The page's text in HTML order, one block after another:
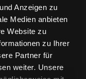
Anzeigen zu
Medien anbieten
Website zu
zu Ihrer
Partner für
weiter. Unsere